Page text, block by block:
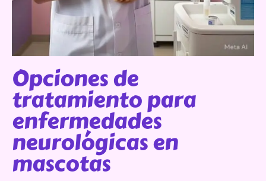
Opciones de
tratamiento para
enfermedades
neurológicas en
mascotas